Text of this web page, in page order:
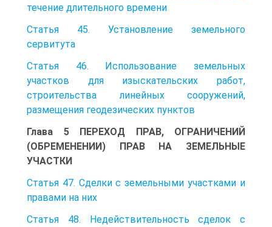
течение длительного времени
Статья 45. Установление земельного
сервитута
Статья 46. Использование земельных
участков для изыскательских работ,
строительства линейных сооружений,
размещения геодезических пунктов
Глава 5 ПЕРЕХОД ПРАВ, ОГРАНИЧЕНИЙ
(ОБРЕМЕНЕНИИ) ПРАВ НА ЗЕМЕЛЬНЫЕ
УЧАСТКИ
Статья 47. Сделки с земельными участками и
правами на них
Статья 48. Недействительность сделок с